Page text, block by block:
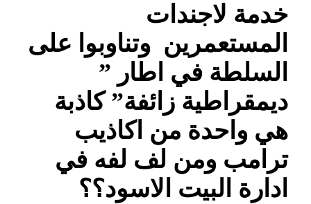
خدمة لاجندات
المستعمرين وتناوبوا على
السلطة في اطار ”
ديمقراطية زائفة” كاذبة
هي واحدة من اكاذيب
ترامب ومن لف لفه في
ادارة البيت الاسود؟؟